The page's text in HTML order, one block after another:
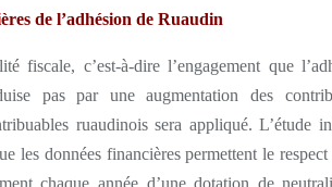
de l’adhésion de Ruaudin
fiscale, c’est-à-dire l’engagement que
pas par une augmentation des
ruaudinois sera appliqué. L’étude
les données financières permettent le respect
chaque année d’une dotation de